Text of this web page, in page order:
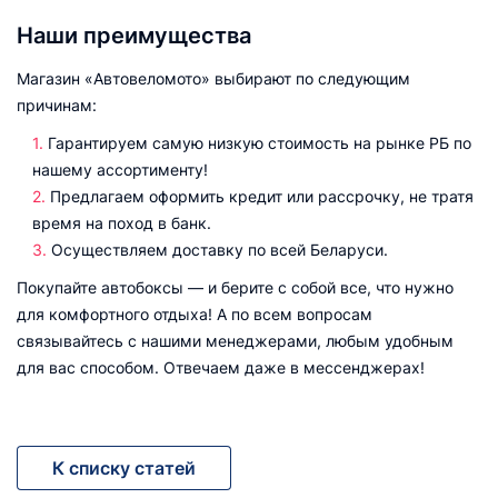
Наши преимущества
Магазин «Автовеломото» выбирают по следующим
причинам:
Гарантируем самую низкую стоимость на рынке РБ по
нашему ассортименту!
Предлагаем оформить кредит или рассрочку, не тратя
время на поход в банк.
Осуществляем доставку по всей Беларуси.
Покупайте автобоксы — и берите с собой все, что нужно
для комфортного отдыха! А по всем вопросам
связывайтесь с нашими менеджерами, любым удобным
для вас способом. Отвечаем даже в мессенджерах!
К списку статей